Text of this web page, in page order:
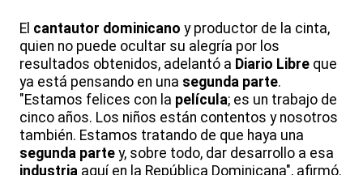
El cantautor dominicano y productor de la cinta,
quien no puede ocultar su alegría por los
resultados obtenidos, adelantó a Diario Libre que
ya está pensando en una segunda parte.
"Estamos felices con la película; es un trabajo de
cinco años. Los niños están contentos y nosotros
también. Estamos tratando de que haya una
segunda parte y, sobre todo, dar desarrollo a esa
industria aquí en la República Dominicana", afirmó.